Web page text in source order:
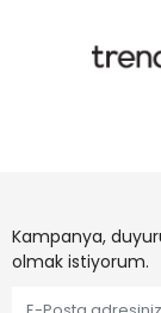
Kampanya,
olmak istiyorum.